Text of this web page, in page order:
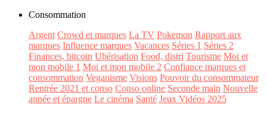
Consommation
Argent Crowd et marques La TV Pokemon Rapport aux
marques Influence marques Vacances Séries 1 Séries 2
Finances, bitcoin Ubérisation Food, distri Tourisme Moi et
mon mobile 1 Moi et mon mobile 2 Confiance marques et
consommation Veganisme Visions Pouvoir du consommateur
Rentrée 2021 et conso Conso online Seconde main Nouvelle
année et épargne Le cinéma Santé Jeux Vidéos 2025